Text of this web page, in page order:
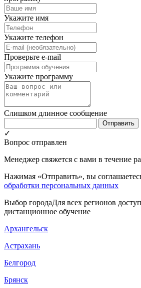
Укажите имя
Укажите телефон
Проверьте e-mail
Укажите программу
Слишком длинное сообщение
Отправить
✓
Вопрос отправлен
Менеджер свяжется с вами в течение
Нажимая «Отправить», вы
обработки персональных данных
Выбор городаДля всех регионов
дистанционное обучение
Архангельск
Астрахань
Белгород
Брянск